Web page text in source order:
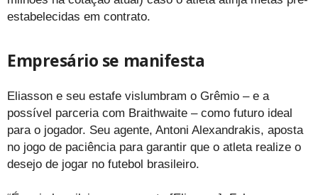
estabelecidas em contrato.
Empresário se manifesta
Eliasson e seu estafe vislumbram o Grêmio – e a
possível parceria com Braithwaite – como futuro ideal
para o jogador. Seu agente, Antoni Alexandrakis, aposta
no jogo de paciência para garantir que o atleta realize o
desejo de jogar no futebol brasileiro.